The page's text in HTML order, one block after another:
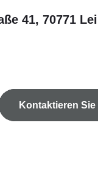
41, 70771
Kontaktieren Sie